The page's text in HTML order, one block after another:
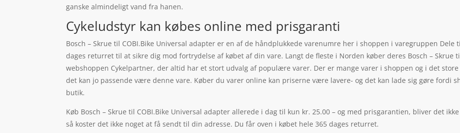
ganske almindeligt vand fra hanen.
Cykeludstyr kan købes online med prisgaranti
Bosch – Skrue til COBI.Bike Universal adapter er en af de håndplukkede varenumre her i shoppen i varegruppen Dele
dages returret til at sikre dig mod fortrydelse af købet af din vare. Langt de fleste i Norden køber deres Bosch – Skrue
webshoppen Cykelpartner, der altid har et stort udvalg af populære varer. Der er mange varer i shoppen og i det
det kan jo passende være denne vare. Køber du varer online kan priserne være lavere- og det kan lade sig gøre fordi
butik.
Køb Bosch – Skrue til COBI.Bike Universal adapter allerede i dag til kun kr. 25.00 – og med prisgarantien, bliver det
så koster det ikke noget at få sendt til din adresse. Du får oven i købet hele 365 dages returret.